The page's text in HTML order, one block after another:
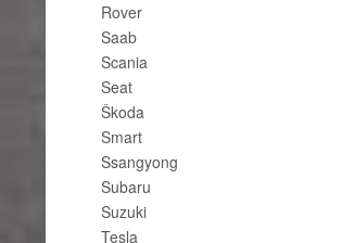
Rover
Saab
Scania
Seat
Škoda
Smart
Ssangyong
Subaru
Suzuki
Tesla